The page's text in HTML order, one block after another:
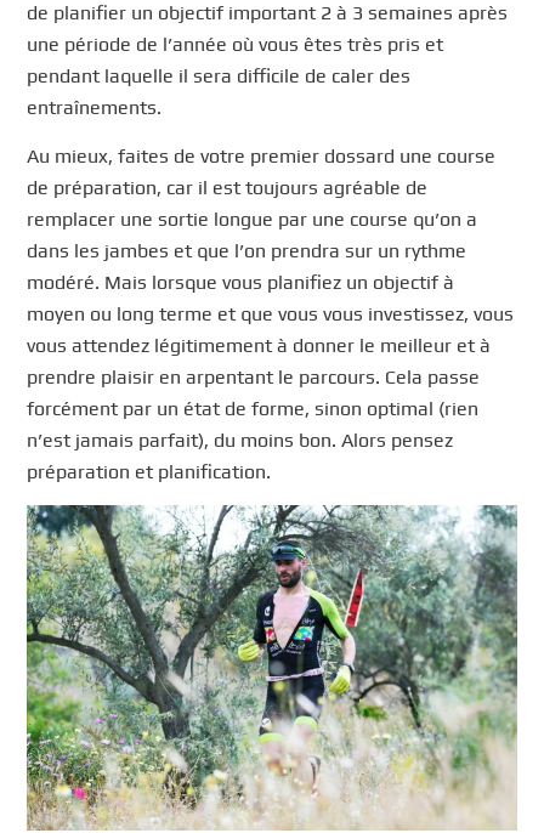
de planifier un objectif important 2 à 3 semaines après
une période de l’année où vous êtes très pris et
pendant laquelle il sera difficile de caler des
entraînements.
Au mieux, faites de votre premier dossard une course
de préparation, car il est toujours agréable de
remplacer une sortie longue par une course qu’on a
dans les jambes et que l’on prendra sur un rythme
modéré. Mais lorsque vous planifiez un objectif à
moyen ou long terme et que vous vous investissez, vous
vous attendez légitimement à donner le meilleur et à
prendre plaisir en arpentant le parcours. Cela passe
forcément par un état de forme, sinon optimal (rien
n’est jamais parfait), du moins bon. Alors pensez
préparation et planification.